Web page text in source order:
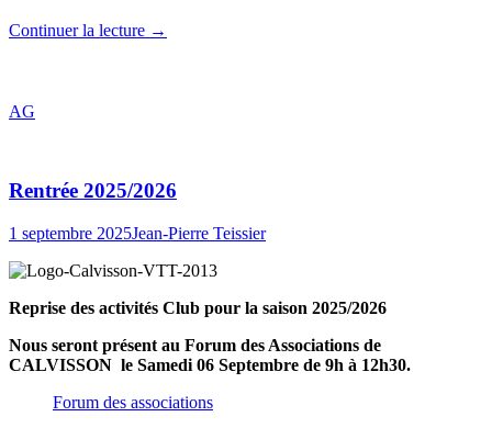
Continuer la lecture →
AG
Rentrée 2025/2026
1 septembre 2025Jean-Pierre Teissier
Reprise des activités Club pour la saison 2025/2026
Nous seront présent au Forum des Associations de
CALVISSON le Samedi 06 Septembre de 9h à 12h30.
Forum des associations